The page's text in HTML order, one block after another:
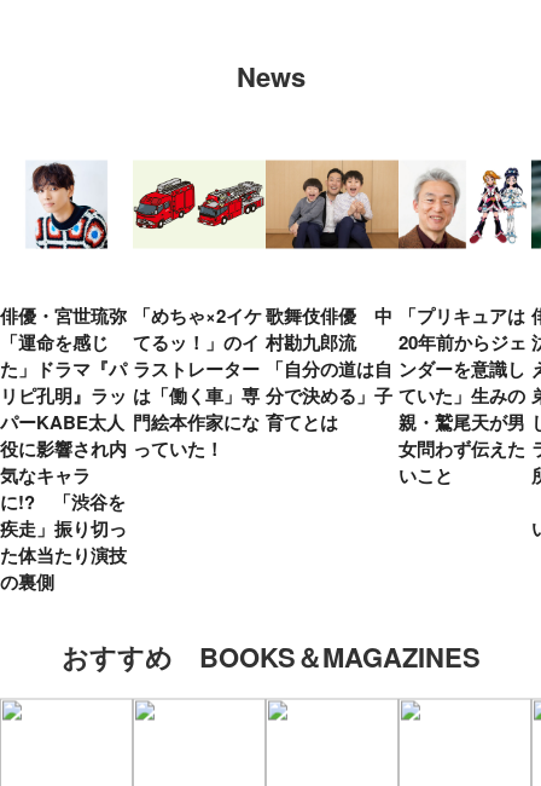
News
俳優・宮世琉弥
「運命を感じ
た」ドラマ『パ
リピ孔明』ラッ
パーKABE太人
役に影響され内
気なキャラ
に!? 「渋谷を
疾走」振り切っ
た体当たり演技
の裏側
「めちゃ×2イケ
てるッ！」のイ
ラストレーター
は「働く車」専
門絵本作家にな
っていた！
歌舞伎俳優 中
村勘九郎流
「自分の道は自
分で決める」子
育てとは
「プリキュアは
20年前からジェ
ンダーを意識し
ていた」生みの
親・鷲尾天が男
女問わず伝えた
いこと
おすすめ BOOKS＆MAGAZINES